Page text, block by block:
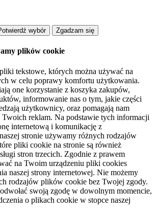
plików cookie
tekstowe, których można używać na
w celu poprawy komfortu użytkowania.
one korzystanie z koszyka zakupów,
informowanie nas o tym, jakie części
użytkownicy, oraz pomagają nam
Twoich reklam. Na podstawie tych informacji
internetową i komunikację z
stronie używamy różnych rodzajów
pliki cookie na stronie są również
stron trzecich. Zgodnie z prawem
na Twoim urządzeniu pliki cookies
naszej strony internetowej. Nie możemy
rodzajów plików cookie bez Twojej zgody.
swoją zgodę w dowolnym momencie,
o plikach cookie w stopce naszej